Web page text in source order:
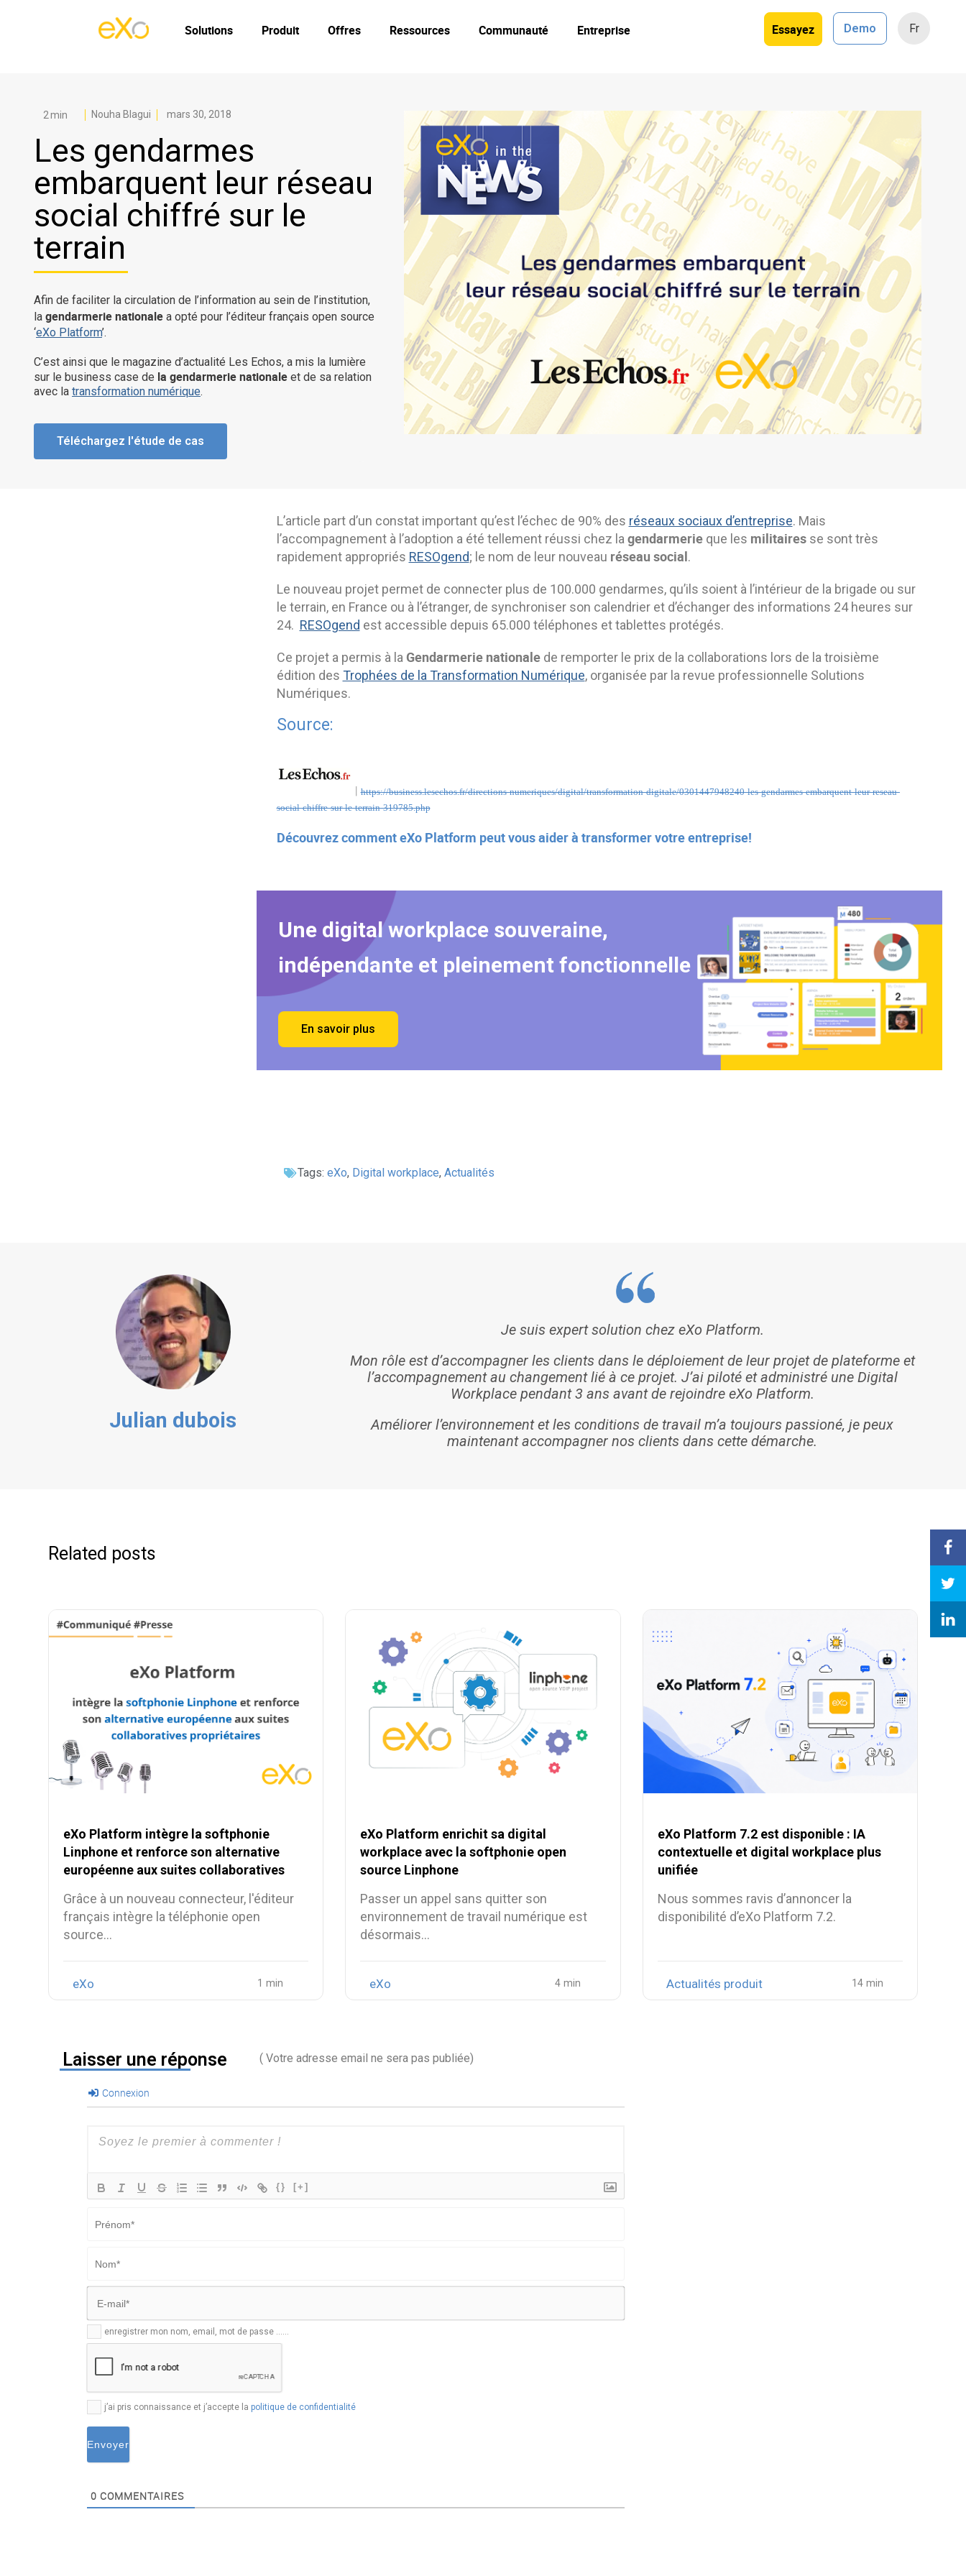
Essayez Demo Fr
Solutions Produit Offres Ressources Communauté Entreprise
Nouha Blagui mars 30, 2018
Les gendarmes
embarquent leur réseau
social chiffré sur le
terrain
Afin de faciliter la circulation de l’information au sein de l’institution,
la gendarmerie nationale a opté pour l’éditeur français open source
‘eXo Platform’.
C’est ainsi que le magazine d’actualité Les Echos, a mis la lumière
sur le business case de la gendarmerie nationale et de sa relation
avec la transformation numérique.
Téléchargez l'étude de cas
L’article part d’un constat important qu’est l’échec de 90% des réseaux sociaux d’entreprise. Mais
l’accompagnement à l’adoption a été tellement réussi chez la gendarmerieque les militairesse sont très
rapidement appropriés RESOgend; le nom de leur nouveau réseau social.
Le nouveau projet permet de connecter plus de 100.000 gendarmes, qu’ils soient à l’intérieur de la brigade ou sur
le terrain, en France ou à l’étranger, de synchroniser son calendrier et d’échanger des informations 24 heures sur
24. RESOgend est accessible depuis 65.000 téléphones et tablettes protégés.
Ce projet a permis à la Gendarmerie nationalede remporter le prix de la collaborations lors de la troisième
édition des Trophées de la Transformation Numérique, organisée par la revue professionnelle Solutions
Numériques.
Source:
|https://business.lesechos.fr/directions-numeriques/digital/transformation-digitale/0301447948240-les-gendarmes-embarquent-leur-reseau-
social-chiffre-sur-le-terrain-319785.php
Découvrez comment eXo Platform peut vous aider à transformer votre entreprise!
Une digital workplace souveraine,
indépendante et pleinement fonctionnelle
En savoir plus
Tags: eXo, Digital workplace,Actualités
Julian dubois
Je suis expert solution chez eXo Platform.
Mon rôle est d’accompagner les clients dans le déploiement de leur projet de plateforme et
l’accompagnement au changement lié à ce projet. J’ai piloté et administré une Digital
Workplace pendant 3 ans avant de rejoindre eXo Platform.
Améliorer l’environnement et les conditions de travail m’a toujours passioné, je peux
maintenant accompagner nos clients dans cette démarche.
Related posts
eXo Platform intègre la softphonie
Linphone et renforce son alternative
européenne aux suites collaboratives
Grâce à un nouveau connecteur, l'éditeur
français intègre la téléphonie open
source…
eXo
eXo Platform enrichit sa digital
workplace avec la softphonie open
source Linphone
Passer un appel sans quitter son
environnement de travail numérique est
désormais…
eXo
eXo Platform 7.2 est disponible : IA
contextuelle et digital workplace plus
unifiée
Nous sommes ravis d’annoncer la
disponibilité d’eXo Platform 7.2.
Actualités produit
Laisser une réponse ( Votre adresse email ne sera pas publiée)
Connexion
{} [+]
Nom*
E-
mail*
enregistrer mon nom, email, mot de passe ......
j’ai pris connaissance et j’accepte la politique de confidentialité
0 COMMENTAIRES